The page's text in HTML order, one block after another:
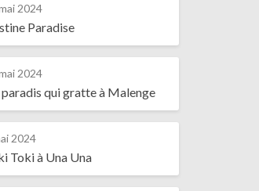
2024
Paradise
2024
qui gratte à Malenge
2024
Toki à Una Una